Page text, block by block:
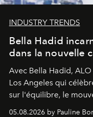
INDUSTRY TRENDS
Bella Hadid
dans la nouvelle
Avec Bella Hadid,
Los Angeles qui
sur l'équilibre, le
05.08.2026 by Pauline